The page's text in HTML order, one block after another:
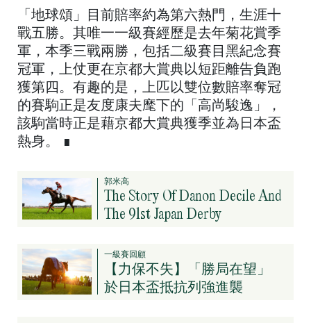
「地球頌」目前賠率約為第六熱門，生涯十
戰五勝。其唯一一級賽經歷是去年菊花賞季
軍，本季三戰兩勝，包括二級賽目黑紀念賽
冠軍，上仗更在京都大賞典以短距離告負跑
獲第四。有趣的是，上匹以雙位數賠率奪冠
的賽駒正是友度康夫麾下的「高尚駿逸」，
該駒當時正是藉京都大賞典獲季並為日本盃
熱身。 ∎
郭米高
The Story Of Danon Decile And
The 91st Japan Derby
一級賽回顧
【力保不失】「勝局在望」
於日本盃抵抗列強進襲